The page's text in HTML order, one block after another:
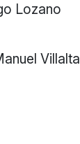
Lozano
Villalta